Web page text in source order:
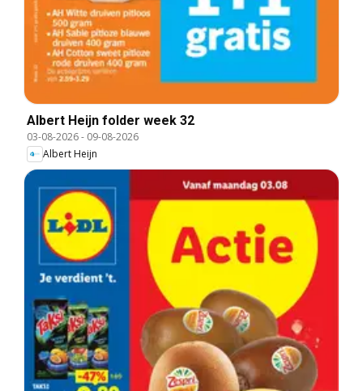
Albert Heijn folder week 32
03-08-2026- 09-08-2026
Albert Heijn